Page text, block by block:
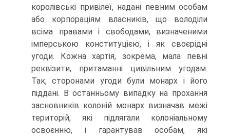
королівські привілеї, надані певним особам
або корпораціям власників, що володіли
всіма правами і свободами, визначеними
імперською конституцією, і як своєрідні
угоди. Кожна хартія, зокрема, мала певні
реквізити, притаманні цивільним угодам.
Так, сторонами угоди були монарх і його
піддані. В останньому випадку на прохання
засновників колоній монарх визначав межі
територій, які підлягали колоніальному
освоєнню, і гарантував особам, які